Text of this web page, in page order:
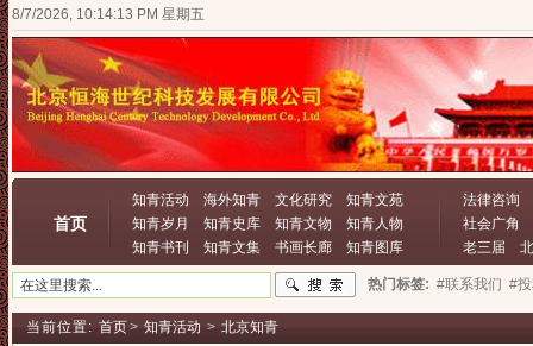
8/7/2026, 10:14:14 PM 星期五
首页
知青活动 海外知青 文化研究
知青文苑
知青岁月
知青史库 知青文物
知青人物
知青书刊
知青文集 书画长廊 知青图库
法律咨询
社会广角
老三届
热门标签: #联系我们 #
当前位置: 首页> 知青活动 > 北京知青